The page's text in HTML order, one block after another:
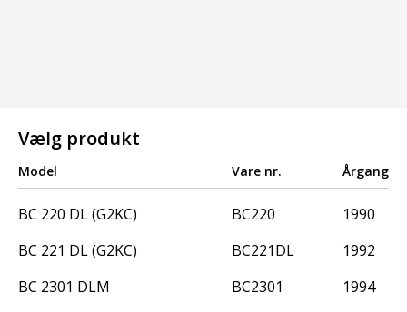
Vælg produkt
Model
BC 220 DL (G2KC)
BC 221 DL (G2KC)
BC 2301 DLM
Vare nr.
BC220
BC221DL
BC2301
Årgang
1990
1992
1994